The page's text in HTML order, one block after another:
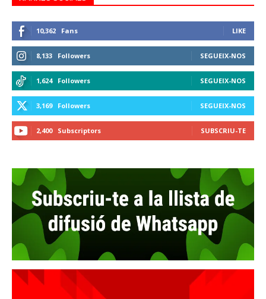
10,362 Fans LIKE
8,133 Followers SEGUEIX-NOS
1,624 Followers SEGUEIX-NOS
3,169 Followers SEGUEIX-NOS
2,400 Subscriptors SUBSCRIU-TE